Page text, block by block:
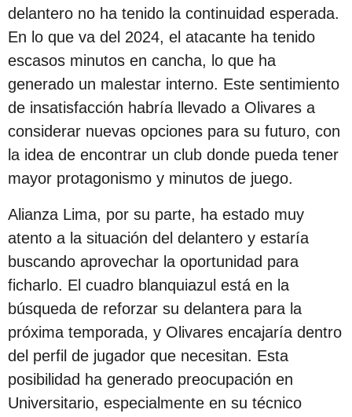
d
e
l
a
p
u
b
l
c
a
c
i
ó
n
delantero no ha tenido la continuidad esperada.
En lo que va del 2024, el atacante ha tenido
escasos minutos en cancha, lo que ha
generado un malestar interno. Este sentimiento
de insatisfacción habría llevado a Olivares a
considerar nuevas opciones para su futuro, con
la idea de encontrar un club donde pueda tener
mayor protagonismo y minutos de juego.
Alianza Lima, por su parte, ha estado muy
atento a la situación del delantero y estaría
buscando aprovechar la oportunidad para
ficharlo. El cuadro blanquiazul está en la
búsqueda de reforzar su delantera para la
próxima temporada, y Olivares encajaría dentro
del perfil de jugador que necesitan. Esta
posibilidad ha generado preocupación en
Universitario, especialmente en su técnico